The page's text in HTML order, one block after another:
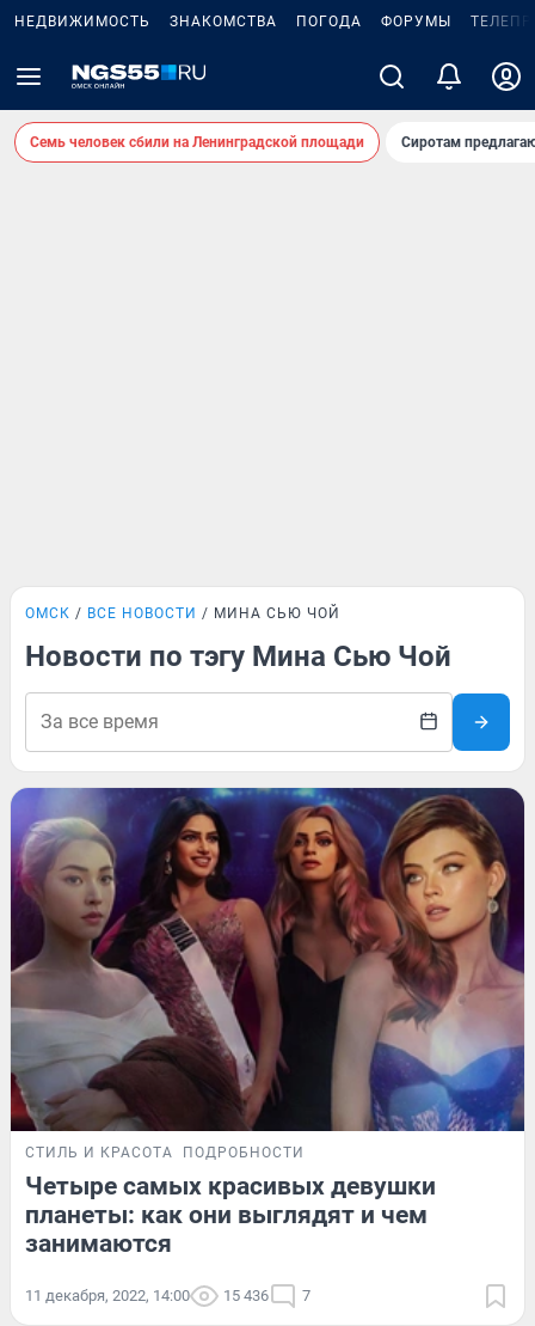
НЕДВИЖИМОСТЬ ЗНАКОМСТВА ПОГОДА ФОРУМЫ
Семь человек сбили на Ленинградской площади Сиротам
ОМСК ВСЕ НОВОСТИ МИНА СЬЮ ЧОЙ
Новости по тэгу Мина Сью Чой
СТИЛЬ И КРАСОТА ПОДРОБНОСТИ
Четыре самых красивых девушки
планеты: как они выглядят и чем
занимаются
11 декабря, 2022, 14:00 15 436 7